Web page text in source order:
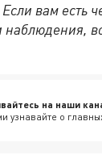
вам есть
на наши
узнавайте о